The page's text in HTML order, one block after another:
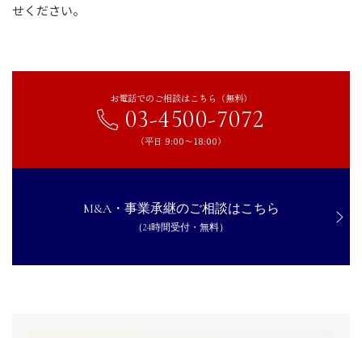
せください。
お電話でのご相談はこちら（無料）
03-4500-7072
（平日 9:00〜18:00）
M&A・事業承継のご相談はこちら
（24時間受付・無料）